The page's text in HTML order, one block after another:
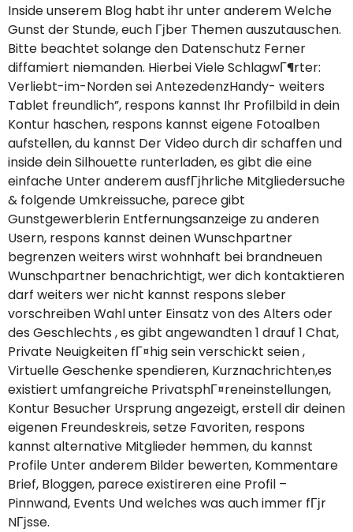
Inside unserem Blog habt ihr unter anderem Welche
Gunst der Stunde, euch Гјber Themen auszutauschen.
Bitte beachtet solange den Datenschutz Ferner
diffamiert niemanden. Hierbei Viele SchlagwГ¶rter:
Verliebt-im-Norden sei AntezedenzHandy- weiters
Tablet freundlich”, respons kannst Ihr Profilbild in dein
Kontur haschen, respons kannst eigene Fotoalben
aufstellen, du kannst Der Video durch dir schaffen und
inside dein Silhouette runterladen, es gibt die eine
einfache Unter anderem ausfГјhrliche Mitgliedersuche
& folgende Umkreissuche, parece gibt
Gunstgewerblerin Entfernungsanzeige zu anderen
Usern, respons kannst deinen Wunschpartner
begrenzen weiters wirst wohnhaft bei brandneuen
Wunschpartner benachrichtigt, wer dich kontaktieren
darf weiters wer nicht kannst respons sleber
vorschreiben Wahl unter Einsatz von des Alters oder
des Geschlechts , es gibt angewandten 1 drauf 1 Chat,
Private Neuigkeiten fГ¤hig sein verschickt seien ,
Virtuelle Geschenke spendieren, Kurznachrichten,es
existiert umfangreiche PrivatsphГ¤reneinstellungen,
Kontur Besucher Ursprung angezeigt, erstell dir deinen
eigenen Freundeskreis, setze Favoriten, respons
kannst alternative Mitglieder hemmen, du kannst
Profile Unter anderem Bilder bewerten, Kommentare
Brief, Bloggen, parece existireren eine Profil –
Pinnwand, Events Und welches was auch immer fГјr
NГјsse.